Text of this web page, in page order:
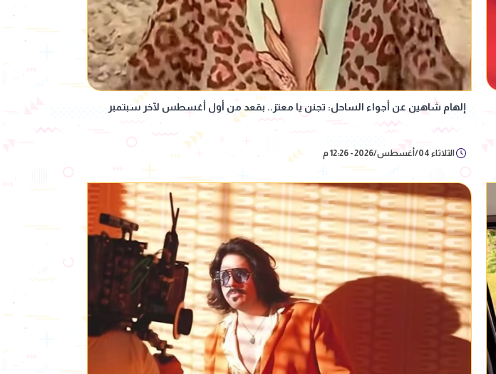
إلهام شاهين عن أجواء الساحل: تجنن يا معتز.. بقعد من أول أغسطس لآخر سبتمبر
الثلاثاء 04/أغسطس/2026 - 12:26 م